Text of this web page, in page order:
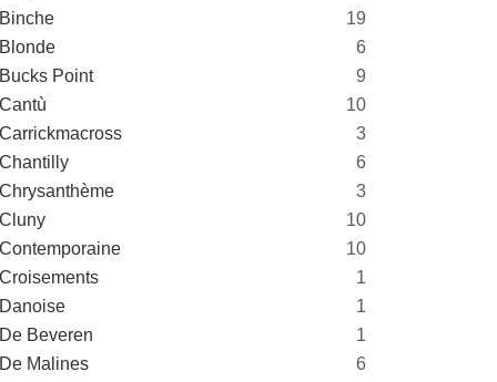
Binche
19
Blonde
6
Bucks Point
9
Cantù
10
Carrickmacross
3
Chantilly
6
Chrysanthème
3
Cluny
10
Contemporaine
10
Croisements
1
Danoise
1
De Beveren
1
De Malines
6